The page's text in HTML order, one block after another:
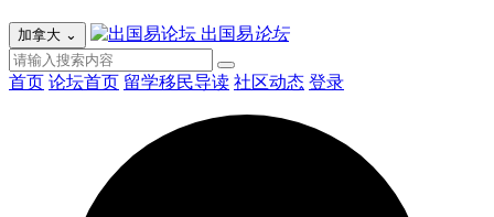
加拿大 ⌄ 出国易论坛
首页 论坛首页 留学移民导读 社区动态 登录